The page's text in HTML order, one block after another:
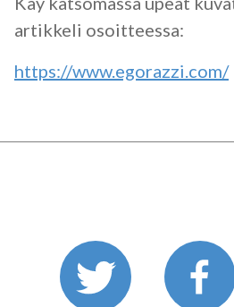
artikkeli osoitteessa:
https://www.egorazzi.com/